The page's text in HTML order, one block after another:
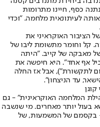
כסף, חיינו מתרומות
לעיתונאית מלחמה. "וכדי
של הציבור האוקראיני את
קל וחומר מתשומת ליבו של
מאבקה של קייב. "היתה
אף אחד". היא חיפשה את
לתקשורת"), אבל אז החלה
עד הניצחון".
המלחמה האוקראינית" - גם
בעול יותר מאחרים. מי שנשבה
- בקסמם של המשמעות, של